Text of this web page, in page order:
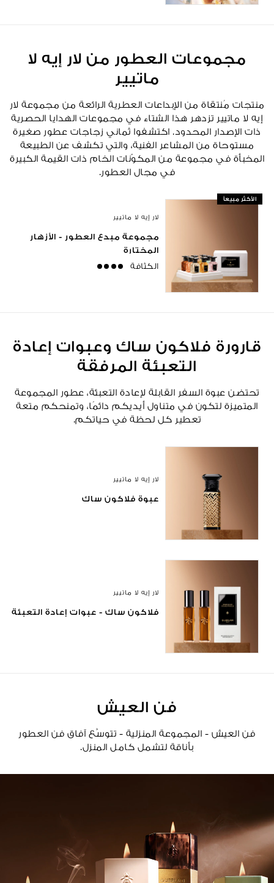
مجموعات العطور من لار إيه لا
ماتيير
منتجات مُنتقاة من الإبداعات العطرية الرائعة من مجموعة لار
إيه لا ماتيير تزدهر هذا الشتاء في مجموعات الهدايا الحصرية
ذات الإصدار المحدود. اكتشفوا ثماني زجاجات عطور صغيرة
مستوحاة من المشاعر الفنية، والتي تكشف عن الطبيعة
المخبأة في مجموعة من المكوّنات الخام ذات القيمة الكبيرة
في مجال العطور.
الأكثر مبيعاً
لار إيه لا ماتيير
مجموعة مبدع العطور - الأزهار
المختارة
الكثافةstrong
قارورة فلاكون ساك وعبوات إعادة
التعبئة المرفقة
تحتضن عبوة السفر القابلة لإعادة التعبئة، عطور المجموعة
المتميزة لتكون في متناول أيديكم دائمًا، وتمنحكم متعة
تعطير كل لحظة في حياتكم.
لار إيه لا ماتيير
عبوة فلاكون ساك
لار إيه لا ماتيير
فلاكون ساك - عبوات إعادة التعبئة
فن العيش
فن العيش - المجموعة المنزلية - تتوسَّع آفاق فن العطور
بأناقة لتشمل كامل المنزل.